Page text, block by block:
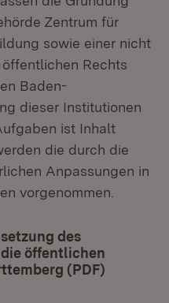
Zentrum für
sowie einer nicht
Rechts
Baden-
dieser Institutionen
ist Inhalt
die durch die
Anpassungen in
vorgenommen.
des
öffentlichen
(PDF)